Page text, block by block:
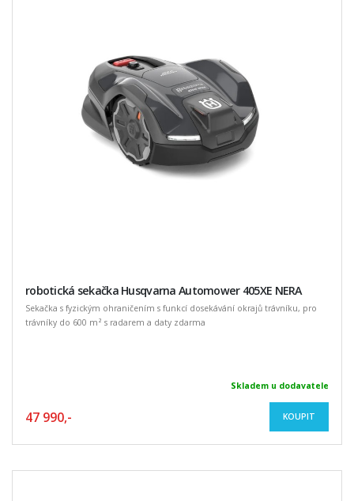
robotická sekačka Husqvarna Automower 405XE NERA
Sekačka s fyzickým ohraničením s funkcí dosekávání okrajů trávníku, pro
trávníky do 600 m² s radarem a daty zdarma
Skladem u dodavatele
47 990,- KOUPIT